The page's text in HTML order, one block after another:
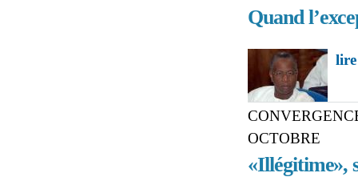
Quand
OCTOBRE
«Illégitime»,